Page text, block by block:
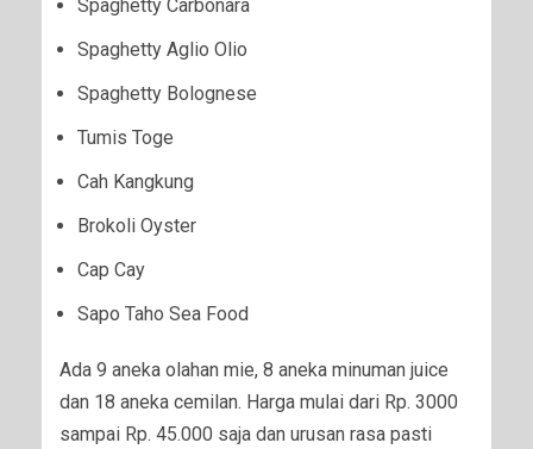
Spaghetty Carbonara
Spaghetty Aglio Olio
Spaghetty Bolognese
Tumis Toge
Cah Kangkung
Brokoli Oyster
Cap Cay
Sapo Taho Sea Food
Ada 9 aneka olahan mie, 8 aneka minuman juice
dan 18 aneka cemilan. Harga mulai dari Rp. 3000
sampai Rp. 45.000 saja dan urusan rasa pasti